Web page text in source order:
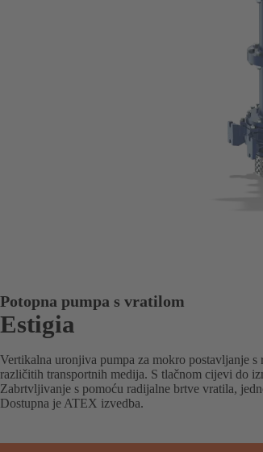
Potopna pumpa s vratilom
Estigia
Vertikalna uronjiva pumpa za mokro postavljanje
različitih transportnih medija. S tlačnom cijevi do
Zabrtvljivanje s pomoću radijalne brtve vratila,
Dostupna je ATEX izvedba.